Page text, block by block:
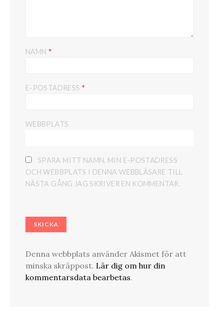
NAMN *
E-POSTADRESS *
WEBBPLATS
SPARA MITT NAMN, MIN E-POSTADRESS
OCH WEBBPLATS I DENNA WEBBLÄSARE TILL
NÄSTA GÅNG JAG SKRIVER EN KOMMENTAR.
Denna webbplats använder Akismet för att
minska skräppost. Lär dig om hur din
kommentarsdata bearbetas.